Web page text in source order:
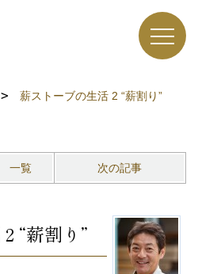
薪ストーブの生活 2 “薪割り”
一覧 次の記事
“薪割り”